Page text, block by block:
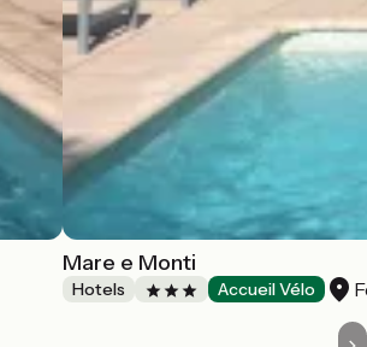
Mare e Monti
Hotels Accueil Vélo